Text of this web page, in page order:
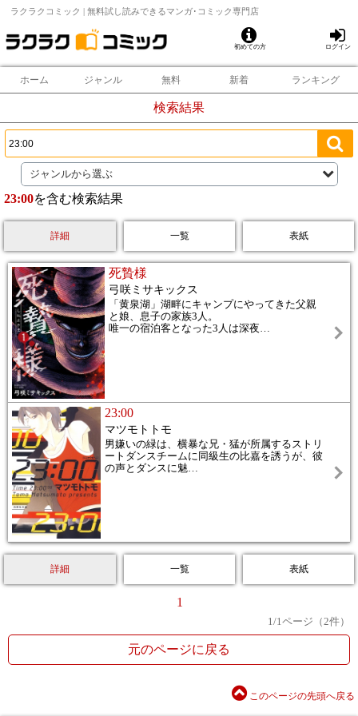
ラクラクコミック | 無料試し読みできるマンガ･コミック専門店
初めての方 ログイン
ホーム ジャンル 無料 新着 ランキング
検索結果
ジャンルから選ぶ
23:00を含む検索結果
詳細 一覧 表紙
死贄様
弓咲ミサキックス
「黄泉湖」湖畔にキャンプにやってきた父親
と娘、息子の家族3人。
唯一の宿泊客となった3人は深夜…
23:00
マツモトトモ
男嫌いの緑は、横暴な兄・猛が所属するストリ
ートダンスチームに同級生の比嘉を誘うが、彼
の声とダンスに魅…
詳細 一覧 表紙
1
1/1ページ（2件）
元のページに戻る
このページの先頭へ戻る